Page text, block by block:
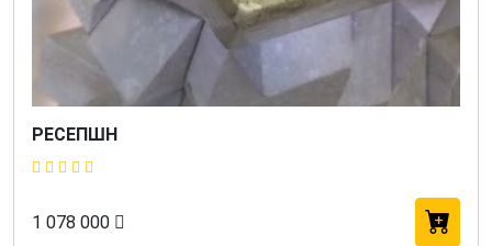
РЕСЕПШН
1 078 000